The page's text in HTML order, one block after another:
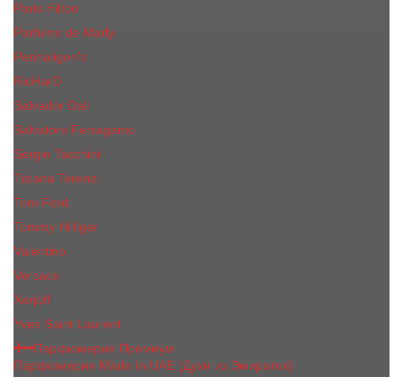
Paris Hilton
Parfums de Marly
Penhaligon​'s
RicHarD
Salvador Dali
Salvatore Ferragamo
Sergio Tacchini
Tiziana Terenzi
Tom Ford
Tommy Hilfiger
Valentino
Versace
Xerjoff
Yves Saint Laurent
Парфюмерия Премиум
Парфюмерия Made In UAE (Духи из Эмиратов)